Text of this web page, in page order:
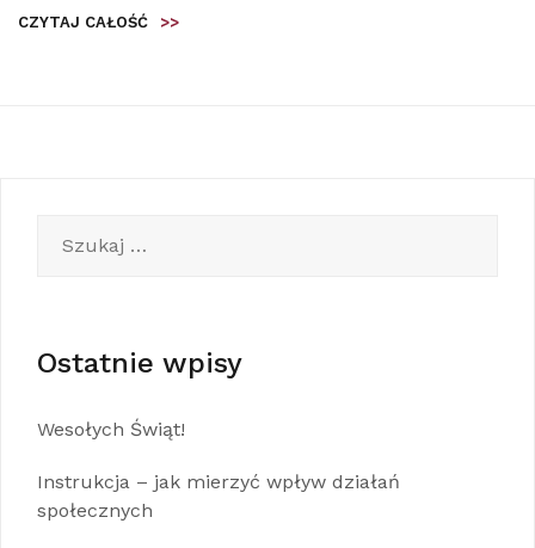
CZYTAJ CAŁOŚĆ >>
Ostatnie wpisy
Wesołych Świąt!
Instrukcja – jak mierzyć wpływ działań
społecznych